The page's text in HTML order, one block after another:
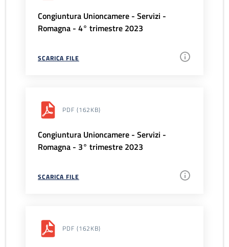
Congiuntura Unioncamere - Servizi -
Romagna - 4° trimestre 2023
SCARICA FILE
PDF (162KB)
Congiuntura Unioncamere - Servizi -
Romagna - 3° trimestre 2023
SCARICA FILE
PDF (162KB)